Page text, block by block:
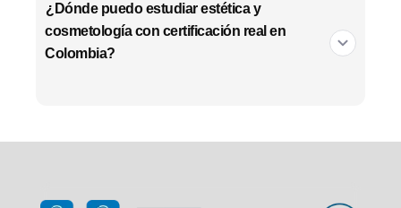
¿Dónde puedo estudiar estética y
cosmetología con certificación real en
Colombia?